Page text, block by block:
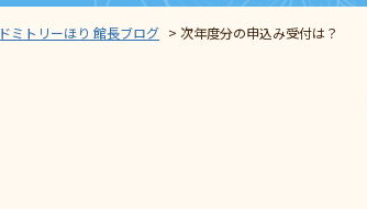
ドミトリーほり 館長ブログ > 次年度分の申込み受付は？